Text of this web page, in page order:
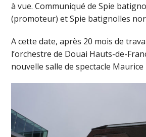
à vue. Communiqué de Spie
(promoteur) et Spie batignolles
A cette date, après 20 mois de
l’orchestre de Douai Hauts-de-
nouvelle salle de spectacle Maurice